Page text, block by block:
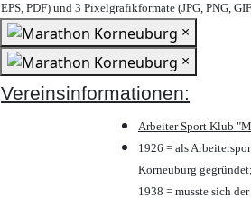
EPS, PDF) und 3 Pixelgrafikformate (JPG, PNG,
×
×
Vereinsinformationen:
Arbeiter Sport Klub
1926 = als
Korneuburg
1938 = musste sich